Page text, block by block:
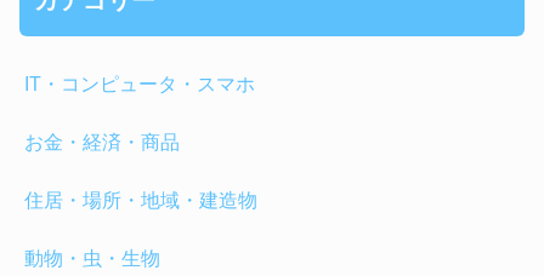
IT・コンピュータ・スマホ
お金・経済・商品
住居・場所・地域・建造物
動物・虫・生物